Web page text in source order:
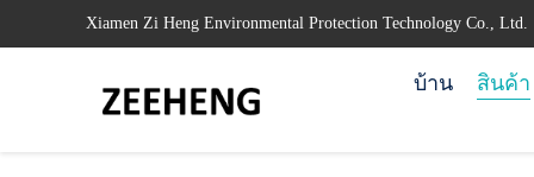
Xiamen Zi Heng Environmental Protection Technology Co., Ltd.
บ้าน สินค้า